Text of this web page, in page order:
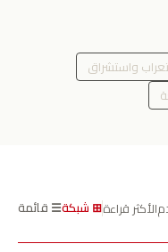
واستشراق
الأكثر قراءة⊞ شبكة☰ قائمة